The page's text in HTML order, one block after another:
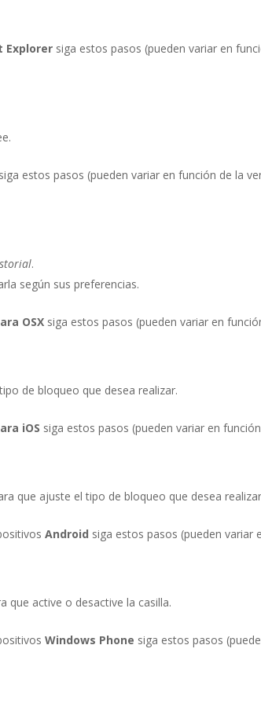
Explorer siga estos pasos (pueden variar en
siga estos pasos (pueden variar en función de la
.
según sus preferencias.
OSX siga estos pasos (pueden variar en
de bloqueo que desea realizar.
iOS siga estos pasos (pueden variar en
que ajuste el tipo de bloqueo que desea
Android siga estos pasos (pueden variar
que active o desactive la casilla.
Windows Phone siga estos pasos